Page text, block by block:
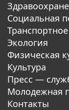
Социальная
Экология
Физическая
Культура
Пресс —
Молодежная
Контакты